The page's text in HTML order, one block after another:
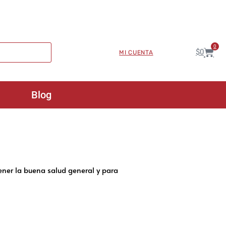
MI CUENTA $0
0
Blog
la buena salud general y para